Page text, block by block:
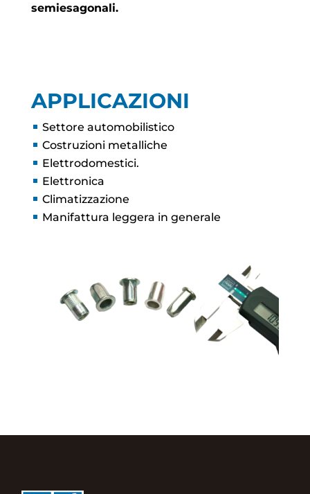
semiesagonali.
APPLICAZIONI
Settore automobilistico
Costruzioni metalliche
Elettrodomestici.
Elettronica
Climatizzazione
Manifattura leggera in generale